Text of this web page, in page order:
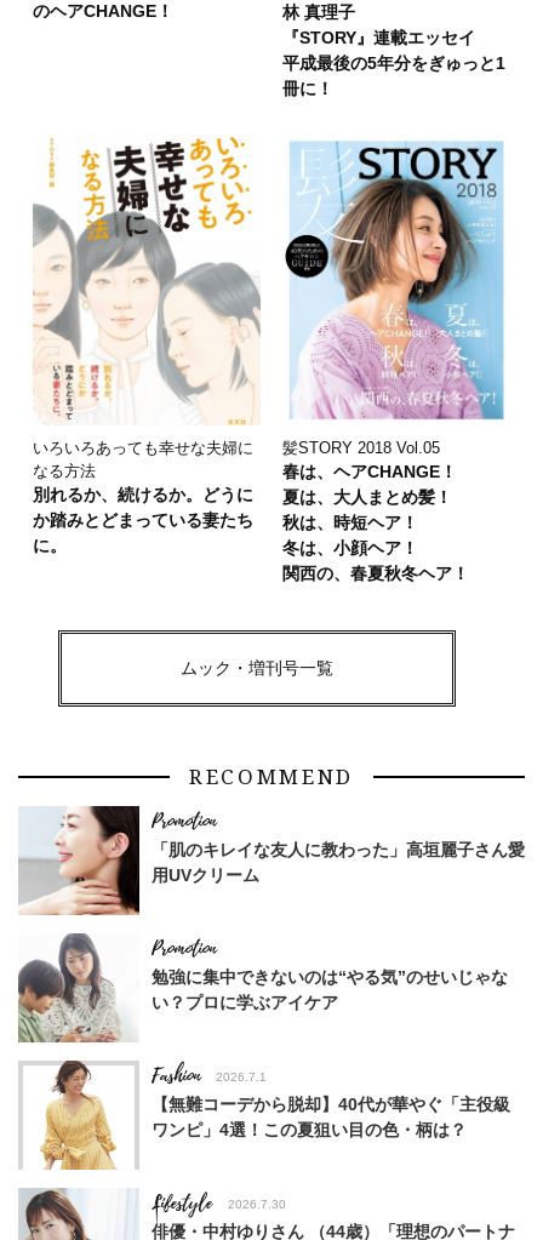
のヘアCHANGE！
林 真理子
『STORY』連載エッセイ
平成最後の5年分をぎゅっと1
冊に！
いろいろあっても幸せな夫婦に
なる方法
別れるか、続けるか。どうに
か踏みとどまっている妻たち
に。
髪STORY 2018 Vol.05
春は、ヘアCHANGE！
夏は、大人まとめ髪！
秋は、時短ヘア！
冬は、小顔ヘア！
関西の、春夏秋冬ヘア！
ムック・増刊号一覧
RECOMMEND
「肌のキレイな友人に教わった」高垣麗子さん愛
用UVクリーム
勉強に集中できないのは“やる気”のせいじゃな
い？プロに学ぶアイケア
Fashion 2026.7.1
【無難コーデから脱却】40代が華やぐ「主役級
ワンピ」4選！この夏狙い目の色・柄は？
Lifestyle 2026.7.30
俳優・中村ゆりさん （44歳）「理想のパートナ